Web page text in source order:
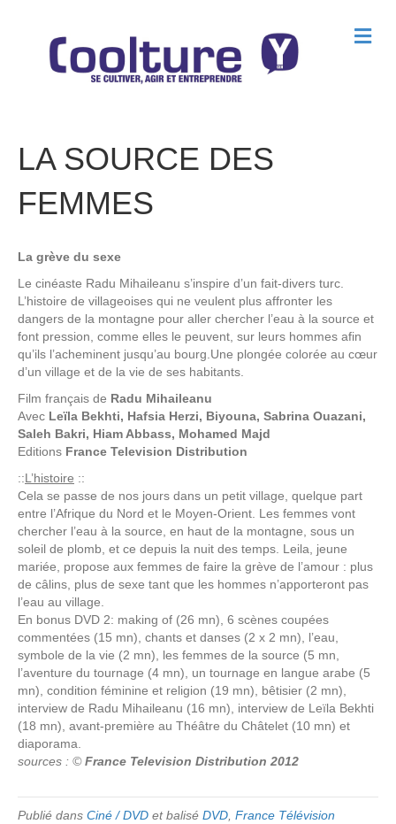
M
e
LA SOURCE DES
FEMMES
La grève du sexe
Le cinéaste Radu Mihaileanu s’inspire d’un fait-divers turc.
L’histoire de villageoises qui ne veulent plus affronter les
dangers de la montagne pour aller chercher l’eau à la source et
font pression, comme elles le peuvent, sur leurs hommes afin
qu’ils l’acheminent jusqu’au bourg.Une plongée colorée au cœur
d’un village et de la vie de ses habitants.
Film français de Radu Mihaileanu
Avec Leïla Bekhti, Hafsia Herzi, Biyouna, Sabrina Ouazani,
Saleh Bakri, Hiam Abbass, Mohamed Majd
Editions France Television Distribution
::L’histoire ::
Cela se passe de nos jours dans un petit village, quelque part
entre l’Afrique du Nord et le Moyen-Orient. Les femmes vont
chercher l’eau à la source, en haut de la montagne, sous un
soleil de plomb, et ce depuis la nuit des temps. Leila, jeune
mariée, propose aux femmes de faire la grève de l’amour : plus
de câlins, plus de sexe tant que les hommes n’apporteront pas
l’eau au village.
En bonus DVD 2: making of (26 mn), 6 scènes coupées
commentées (15 mn), chants et danses (2 x 2 mn), l’eau,
symbole de la vie (2 mn), les femmes de la source (5 mn,
l’aventure du tournage (4 mn), un tournage en langue arabe (5
mn), condition féminine et religion (19 mn), bêtisier (2 mn),
interview de Radu Mihaileanu (16 mn), interview de Leïla Bekhti
(18 mn), avant-première au Théâtre du Châtelet (10 mn) et
diaporama.
sources : ©France Television Distribution 2012
Publié dans Ciné / DVD et balisé DVD France Télévision